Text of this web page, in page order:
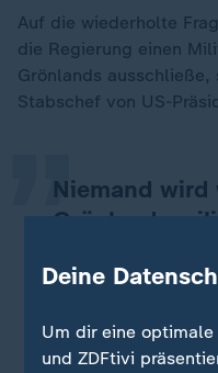
Auf die wiederholte
die Regierung einen
Grönlands
Stabschef von US-
Niemand
Grönlands
macht keinen
„
Stephen Miller, Berater
Deine
Um dir eine optimale
und ZDFtivi